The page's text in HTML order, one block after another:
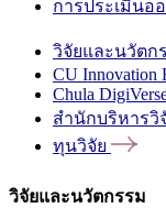
การประเมินอ
วิจัยและนวัตก
CU Innovation
Chula
สำนักบริหารวิ
ทุนวิจัย
วิจัยและนวัตกรรม